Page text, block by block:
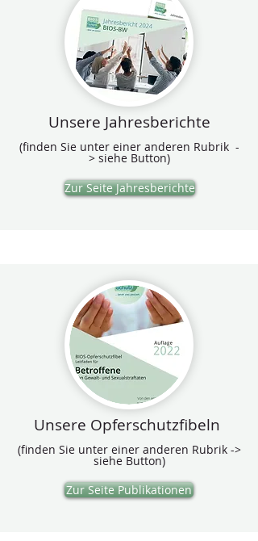
Unsere Jahresberichte
(finden Sie unter einer anderen Rubrik -
> siehe Button)
Zur Seite Jahresberichte
Unsere Opferschutzfibeln
(finden Sie unter einer anderen Rubrik ->
siehe Button)
Zur Seite Publikationen